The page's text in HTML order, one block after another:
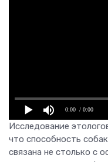
0:00 / 0:00
Исследование
что способность
связана не столько с